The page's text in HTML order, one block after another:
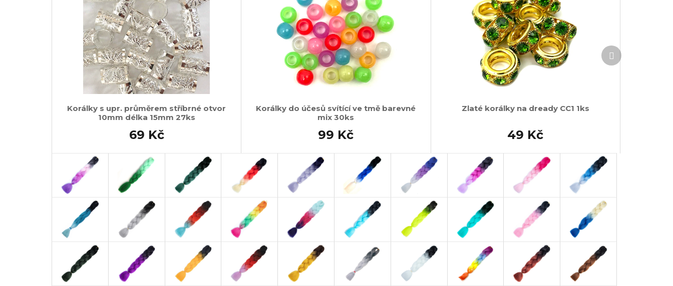
Korálky s upr. průměrem stříbrné otvor
10mm délka 15mm 27ks
69 Kč
Korálky do účesů svítící ve tmě barevné
mix 30ks
99 Kč
Zlaté korálky na dready CC1 1ks
49 Kč
Další
produkt